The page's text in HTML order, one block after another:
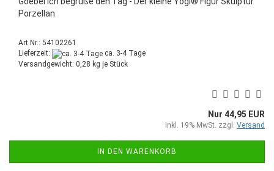
Porzellan
Art.Nr.: 54102261
Lieferzeit:
ca. 3-4 Tage
Versandgewicht: 0,28 kg je Stück
Nur 44,95 EUR
inkl. 19% MwSt. zzgl. Versand
IN DEN WARENKORB